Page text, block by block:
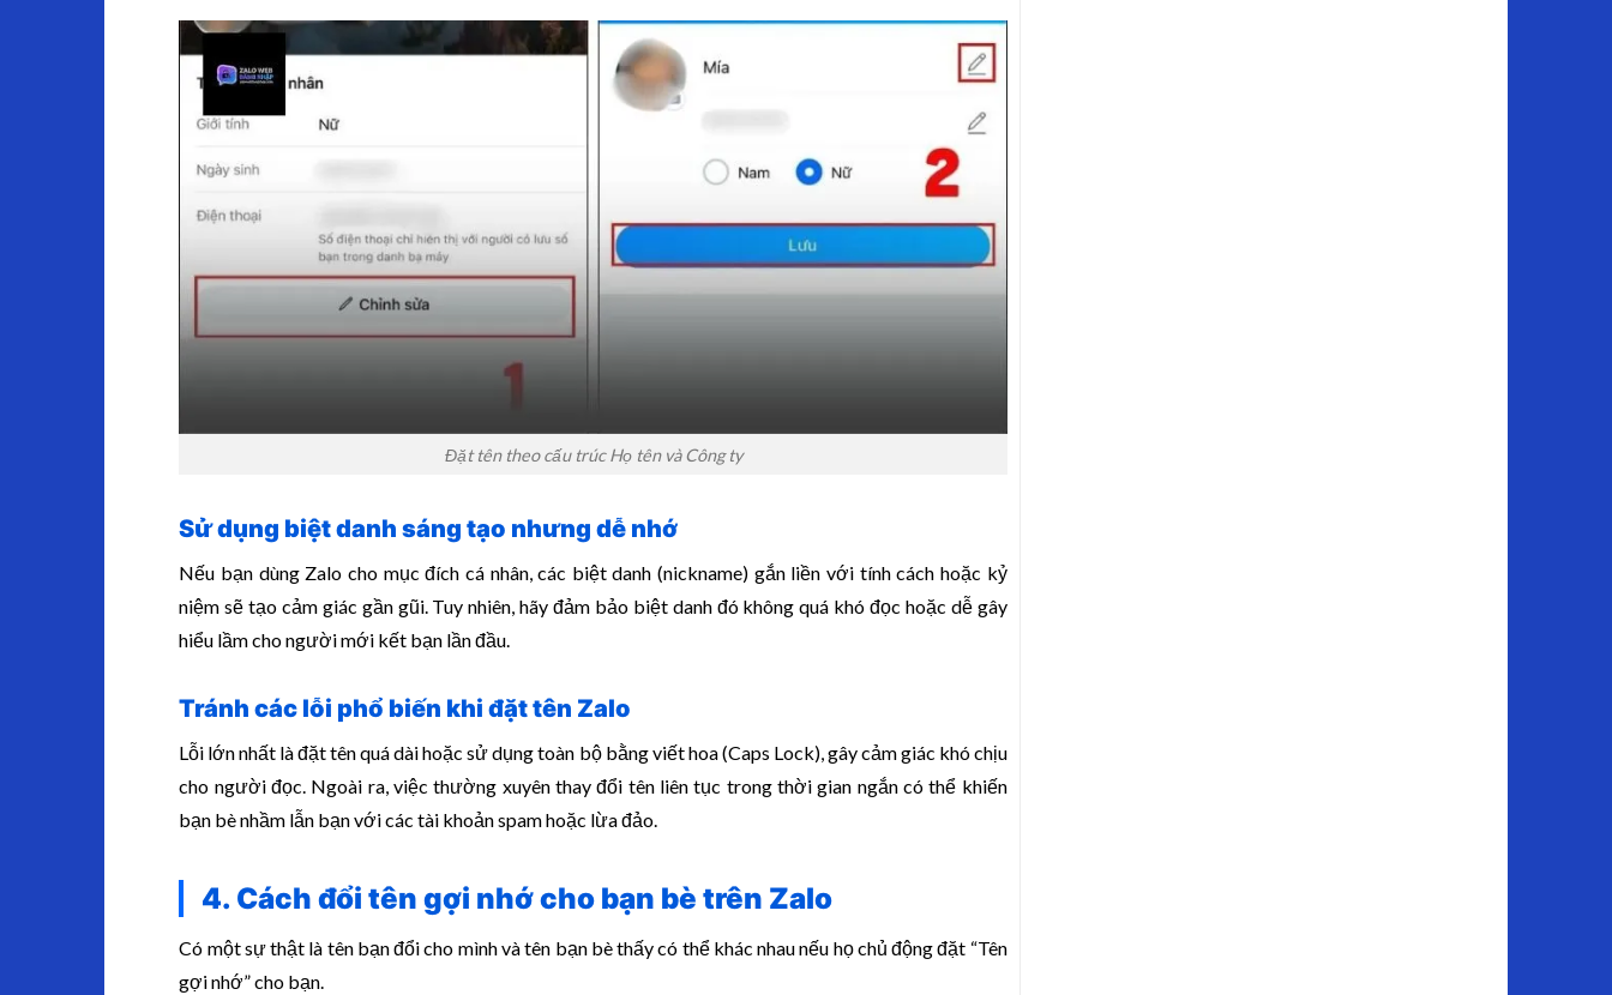
Đặt tên theo cấu trúc Họ tên và Công ty
Sử dụng biệt danh sáng tạo nhưng dễ nhớ
Nếu bạn dùng Zalo cho mục đích cá nhân, các biệt danh (nickname) gắn liền với tính cách hoặc kỷ
niệm sẽ tạo cảm giác gần gũi. Tuy nhiên, hãy đảm bảo biệt danh đó không quá khó đọc hoặc dễ gây
hiểu lầm cho người mới kết bạn lần đầu.
Tránh các lỗi phổ biến khi đặt tên Zalo
Lỗi lớn nhất là đặt tên quá dài hoặc sử dụng toàn bộ bằng viết hoa (Caps Lock), gây cảm giác khó chịu
cho người đọc. Ngoài ra, việc thường xuyên thay đổi tên liên tục trong thời gian ngắn có thể khiến
bạn bè nhầm lẫn bạn với các tài khoản spam hoặc lừa đảo.
4. Cách đổi tên gợi nhớ cho bạn bè trên Zalo
Có một sự thật là tên bạn đổi cho mình và tên bạn bè thấy có thể khác nhau nếu họ chủ động đặt “Tên
gợi nhớ” cho bạn.